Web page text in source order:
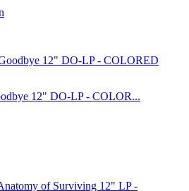
12" DO-LP - COLOR...